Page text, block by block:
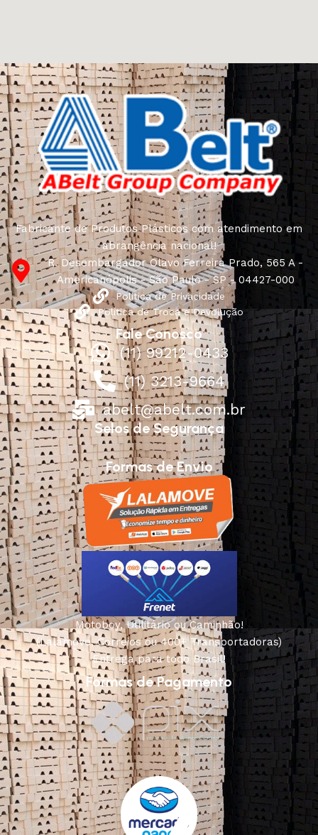
Fabricante de Produtos Plásticos com atendimento em
abrangência nacional!
R. Desembargador Olavo Ferreira Prado, 565 A -
Americanópolis - São Paulo - SP - 04427-000
Política de Privacidade
Política de Troca e Devolução
Fale Conosco
(11) 99212-0433
(11) 3213-9664
abelt@abelt.com.br
Selos de Segurança
Formas de Envio
Motoboy, Utilitário ou Caminhão!
(Lalamove, Correios ou 400+ Transportadoras)
Entrega para todo Brasil!
Formas de Pagamento